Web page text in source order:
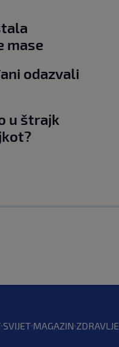
mase
odazvali
u štrajk
SVIJET MAGAZIN ZDRAVLJE